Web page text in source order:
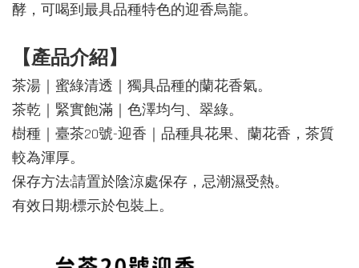
酵，可喝到最具品種特色的迎香烏龍。
【產品介紹】
茶湯｜蜜綠清透｜獨具品種的蘭花香氣。
茶乾｜緊實飽滿｜色澤均勻、翠綠。
樹種｜臺茶20號-迎香｜品種具花果、蘭花香，茶質
較為渾厚。
保存方法:請置於陰涼處保存，忌潮濕受熱。
有效日期:標示於包裝上。